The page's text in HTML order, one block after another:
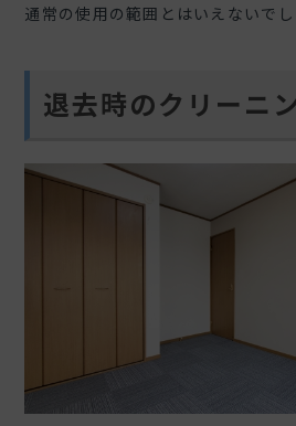
通常の使用の範囲とはいえないでし
退去時のクリーニ